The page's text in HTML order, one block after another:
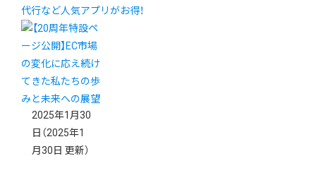
代行など人気アプリがお得！
2025年1月30
日 （2025年1
月30日 更新）